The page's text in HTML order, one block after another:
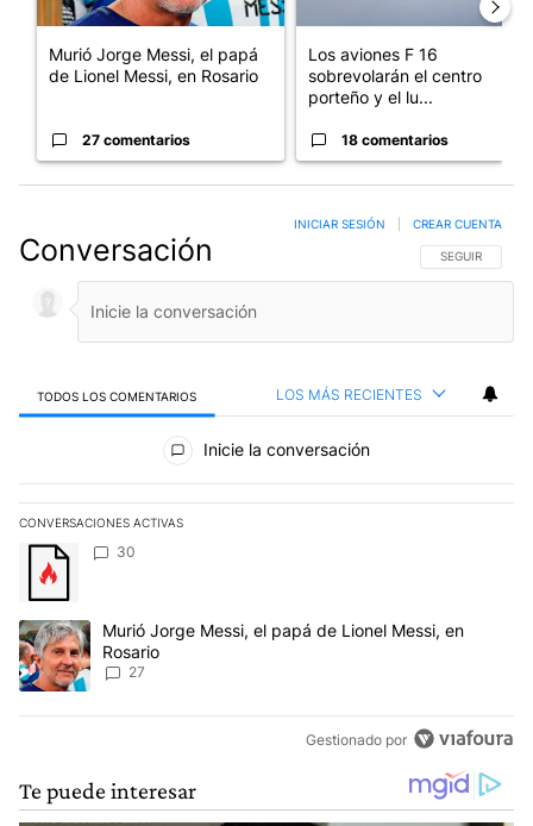
Murió Jorge Messi, el papá
de Lionel Messi, en Rosario
27 comentarios
Los aviones F 16
sobrevolarán el centro
porteño y el lu...
18 comentarios
Conversación SIGA ESTA
SEGUIR
INICIAR SESIÓN CREAR CUENTA
TODOS LOS COMENTARIOS LOS MÁS RECIENTES
Todos los comentarios
Inicie la conversación
CONVERSACIONES ACTIVAS
Este listado muestra los artículos con más comentarios en los
Un artículo de tendencia con el título "" con 30 comentarios.
30
Un artículo de tendencia con el título "Murió Jorge Messi, el papá
Murió Jorge Messi, el papá de Lionel Messi, en
Rosario
27
Gestionado por